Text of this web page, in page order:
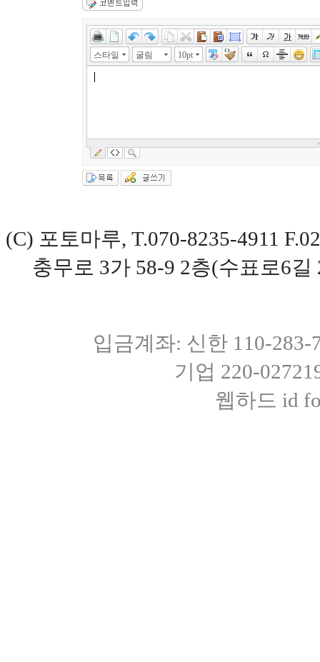
스타일 굴림 10pt
(C) 포토마루, T.070-8235-4911
충무로 3가 58-9 2층(수표로6
입금계좌: 신한 110-
기업 220-
웹하드 id